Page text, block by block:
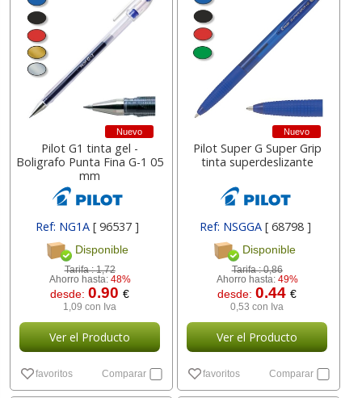
Nuevo
Pilot G1 tinta gel -
Boligrafo Punta Fina G-1 05
mm
Ref: NG1A[ 96537 ]
Disponible
Tarifa :1,72
Ahorro hasta: 48%
desde:0.90€
1,09 con Iva
Ver el Producto
favoritos Comparar
Nuevo
Pilot Super G Super Grip
tinta superdeslizante
Ref: NSGGA [ 68798 ]
Disponible
Tarifa :0,86
Ahorro hasta: 49%
desde:0.44€
0,53 con Iva
Ver el Producto
favoritos Comparar